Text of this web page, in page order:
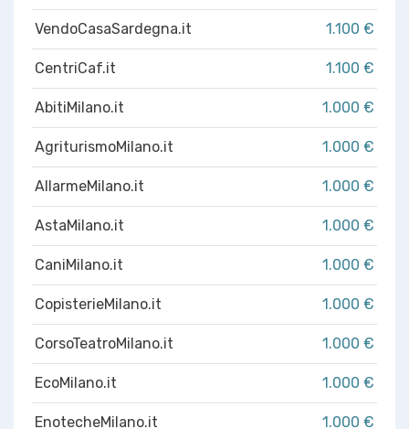
VendoCasaSardegna.it 1.100 €
CentriCaf.it 1.100 €
AbitiMilano.it 1.000 €
AgriturismoMilano.it 1.000 €
AllarmeMilano.it 1.000 €
AstaMilano.it 1.000 €
CaniMilano.it 1.000 €
CopisterieMilano.it 1.000 €
CorsoTeatroMilano.it 1.000 €
EcoMilano.it 1.000 €
EnotecheMilano.it 1.000 €